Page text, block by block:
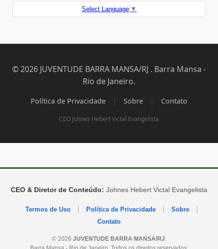
Select Language ▼
© 2026 JUVENTUDE BARRA MANSA/RJ . Barra Mansa -
Rio de Janeiro.
Política de Privacidade | Sobre | Contato
CEO Johnes Hebert Victal Evangelista
CEO & Diretor de Conteúdo: Johnes Hebert Victal Evangelista
Termos de Uso Política de Privacidade Sobre
Contato
© 2026 JUVENTUDE BARRA MANSA/RJ.